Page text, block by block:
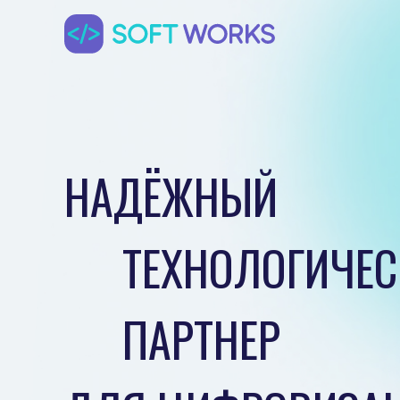
НАДЁЖНЫЙ
ПАРТНЕР